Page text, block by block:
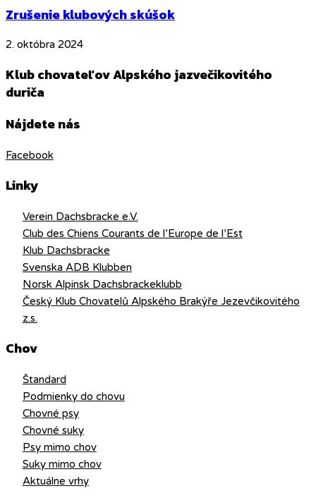
Zrušenie klubových skúšok
2. októbra 2024
Klub chovateľov Alpského jazvečikovitého
duriča
Nájdete nás
Facebook
Linky
Verein Dachsbracke e.V.
Club des Chiens Courants de l’Europe de l’Est
Klub Dachsbracke
Svenska ADB Klubben
Norsk Alpinsk Dachsbrackeklubb
Český Klub Chovatelů Alpského Brakýře Jezevčikovitého
z.s.
Chov
Štandard
Podmienky do chovu
Chovné psy
Chovné suky
Psy mimo chov
Suky mimo chov
Aktuálne vrhy